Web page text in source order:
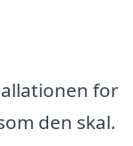
for
den skal.